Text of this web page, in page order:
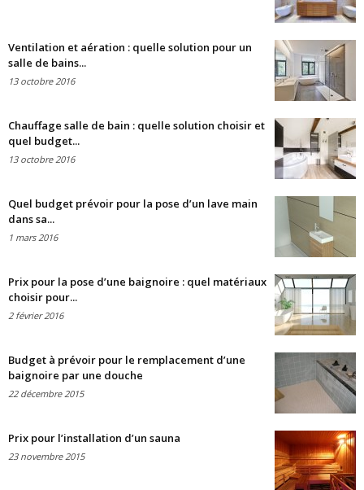
Ventilation et aération : quelle solution pour un
salle de bains...
13 octobre 2016
Chauffage salle de bain : quelle solution choisir et
quel budget...
13 octobre 2016
Quel budget prévoir pour la pose d’un lave main
dans sa...
1 mars 2016
Prix pour la pose d’une baignoire : quel matériaux
choisir pour...
2 février 2016
Budget à prévoir pour le remplacement d’une
baignoire par une douche
22 décembre 2015
Prix pour l’installation d’un sauna
23 novembre 2015